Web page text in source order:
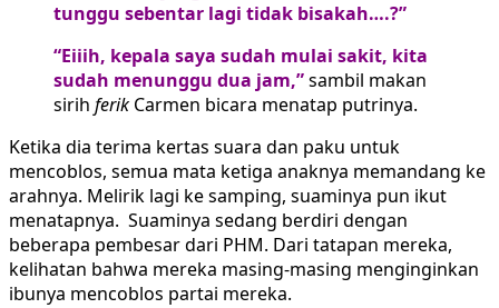
tunggu sebentar lagi tidak bisakah….?”
“Eiiih, kepala saya sudah mulai sakit, kita
sudah menunggu dua jam,”sambil makan
sirih ferik Carmen bicara menatap putrinya.
Ketika dia terima kertas suara dan paku untuk
mencoblos, semua mata ketiga anaknya memandang ke
arahnya. Melirik lagi ke samping, suaminya pun ikut
menatapnya. Suaminya sedang berdiri dengan
beberapa pembesar dari PHM. Dari tatapan mereka,
kelihatan bahwa mereka masing-masing menginginkan
ibunya mencoblos partai mereka.